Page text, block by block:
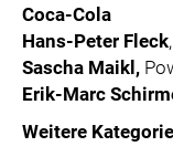
Coca-Cola
Hans-Peter Fleck
Sascha Maikl,
Erik-Marc
Weitere